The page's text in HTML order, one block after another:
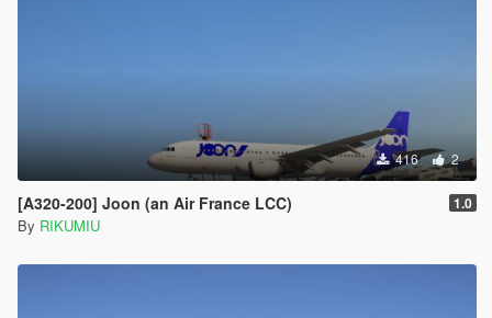
416 2
[A320-200] Joon (an Air France LCC) 1.0
By RIKUMIU